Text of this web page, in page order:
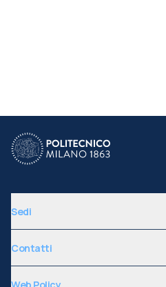
Sedi
Contatti
Web Policy